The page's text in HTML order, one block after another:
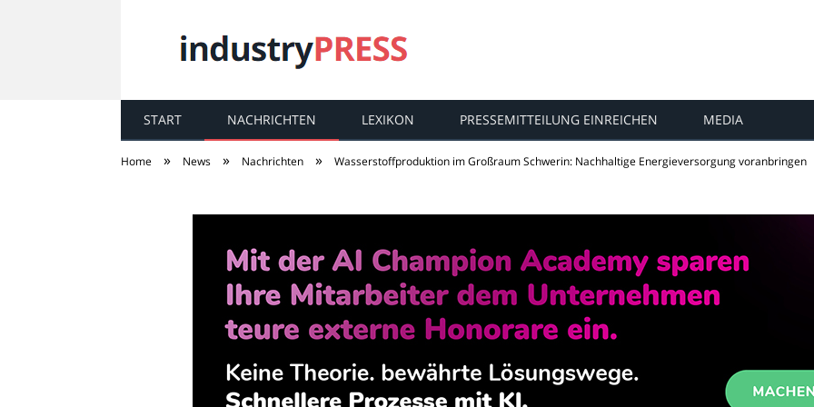
industryPRESS
START NACHRICHTEN LEXIKON PRESSEMITTEILUNG EINREICHEN MEDIA
Home » News » Nachrichten » Wasserstoffproduktion im Großraum Schwerin: Nachhaltige Energieversorgung voranbringen